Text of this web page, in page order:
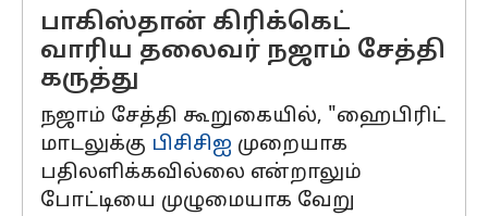
பாகிஸ்தான் கிரிக்கெட்
வாரிய தலைவர் நஜாம் சேத்தி
கருத்து
நஜாம் சேத்தி கூறுகையில், "ஹைபிரிட்
மாடலுக்கு பிசிசிஐ முறையாக
பதிலளிக்கவில்லை என்றாலும்
போட்டியை முழுமையாக வேறு